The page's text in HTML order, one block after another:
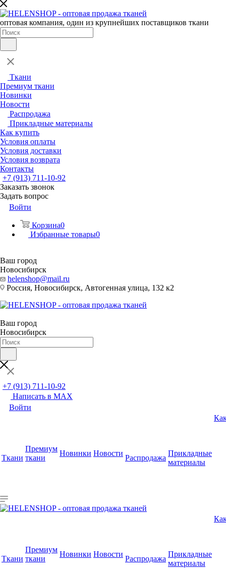
оптовая компания, один из крупнейших поставщиков ткани
Ткани
Премиум ткани
Новинки
Новости
Распродажа
Прикладные материалы
Как купить
Условия оплаты
Условия доставки
Условия возврата
Контакты
+7 (913) 711-10-92
Заказать звонок
Задать вопрос
Войти
Корзина0
Избранные товары0
Ваш город
Новосибирск
helenshop@mail.ru
Россия, Новосибирск, Автогенная улица, 132 к2
Ваш город
Новосибирск
+7 (913) 711-10-92
Написать в MAX
Войти
Ткани
Премиум
ткани
Новинки Новости
Распродажа
Прикладные
материалы
Ткани
Премиум
ткани
Новинки Новости
Распродажа
Прикладные
материалы